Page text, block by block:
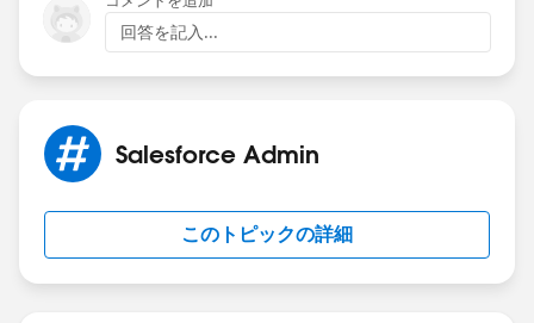
回答を記入...
Salesforce Admin
このトピックの詳細